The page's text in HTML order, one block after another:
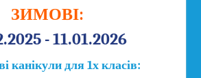
ЗИМОВІ:
- 11.01.2026
канікули для 1х класів: